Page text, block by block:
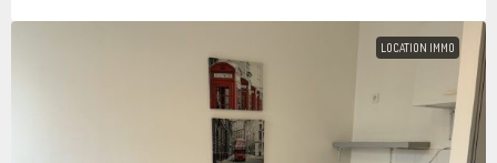
LOCATION IMMO